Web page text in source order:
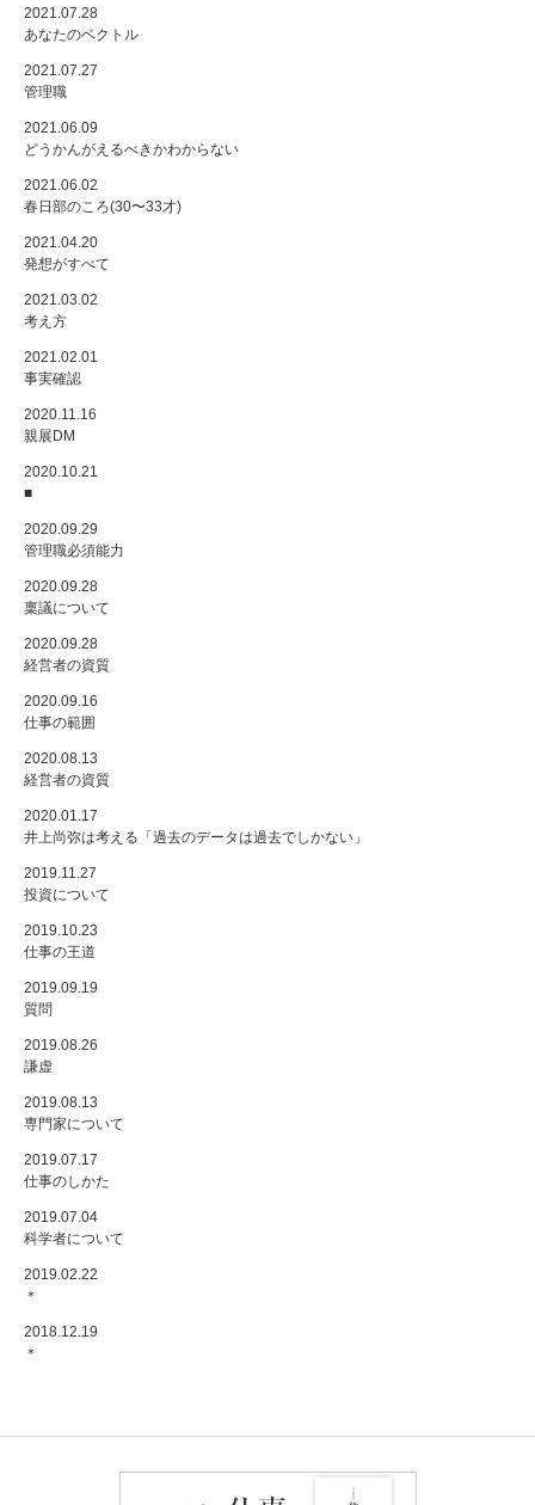
2021.07.28
あなたのベクトル
2021.07.27
管理職
2021.06.09
どうかんがえるべきかわからない
2021.06.02
春日部のころ(30〜33才)
2021.04.20
発想がすべて
2021.03.02
考え方
2021.02.01
事実確認
2020.11.16
親展DM
2020.10.21
■
2020.09.29
管理職必須能力
2020.09.28
稟議について
2020.09.28
経営者の資質
2020.09.16
仕事の範囲
2020.08.13
経営者の資質
2020.01.17
井上尚弥は考える「過去のデータは過去でしかない」
2019.11.27
投資について
2019.10.23
仕事の王道
2019.09.19
質問
2019.08.26
謙虚
2019.08.13
専門家について
2019.07.17
仕事のしかた
2019.07.04
科学者について
2019.02.22
＊
2018.12.19
＊